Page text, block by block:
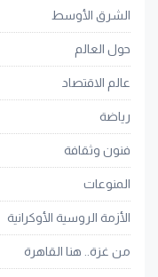
الشرق الأوسط
حول العالم
عالم الاقتصاد
رياضة
فنون وثقافة
المنوعات
الأزمة الروسية الأوكرانية
من غزة.. هنا القاهرة